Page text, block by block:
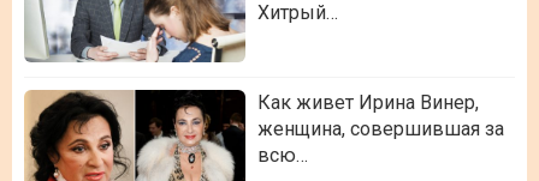
Хитрый…
Как живет Ирина Винер,
женщина, совершившая за
всю…